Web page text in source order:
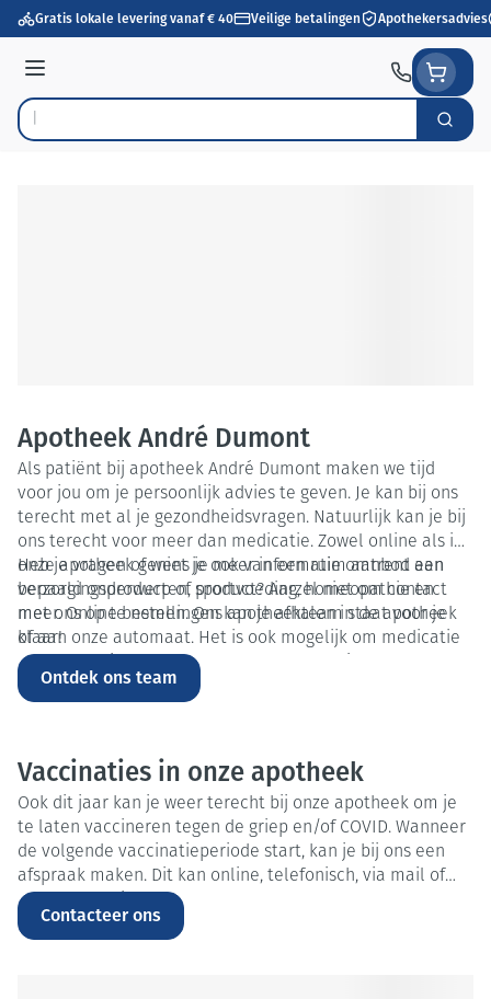
Ga naar de inhoud
Gratis lokale levering vanaf € 40 Veilige betalingen Apothekersadvies
Menu
Product, merk, categorie... Zoek
Apotheek André Dumont
Als patiënt bij apotheek André Dumont maken we tijd
voor jou om je persoonlijk advies te geven. Je kan bij ons
terecht met al je gezondheidsvragen. Natuurlijk kan je bij
ons terecht voor meer dan medicatie. Zowel online als in
onze apotheek geniet je ook van een ruim aanbod aan
verzorgingsproducten, sportvoeding, homeopathie en
meer. Online bestellingen kan je afhalen in de apotheek
of aan onze automaat. Het is ook mogelijk om medicatie
op voorschrift te reserveren op onze website.
Heb je vragen of wens je meer informatie omtrent een
bepaald onderwerp of product? Aarzel niet om contact
met ons op te nemen. Ons apotheekteam staat voor je
klaar!
Ontdek ons team
Vaccinaties in onze apotheek
Ook dit jaar kan je weer terecht bij onze apotheek om je
te laten vaccineren tegen de griep en/of COVID. Wanneer
de volgende vaccinatieperiode start, kan je bij ons een
afspraak maken. Dit kan online, telefonisch, via mail of
rechtstreeks in de apotheek. Neem gerust al contact op
met ons voor meer informatie.
Contacteer ons